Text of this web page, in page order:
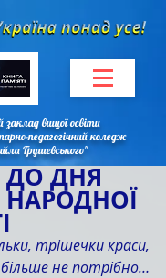
вищої освіти
педагогічний коледж
Грушевського"
ДО ДНЯ
НАРОДНОЇ
трішечки краси,
більше не потрібно…